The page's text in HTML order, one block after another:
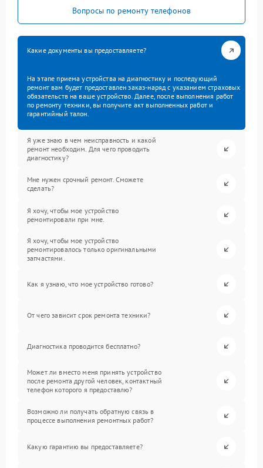
Вопросы по ремонту телефонов
Какие документы вы предоставляете?
На этапе приема устройства на диагностику и последующий
ремонт вам будет предоставлен заказ-наряд с указанием страховых
обязательств на ваше устройство. Далее, после выполнения работ
по ремонту техники, вы получите акт выполненных работ и
гарантийный талон.
Я уже знаю в чем неисправность и какой
ремонт необходим. Для чего проводить
диагностику?
Мне нужен срочный ремонт. Сможете
сделать?
Я хочу, чтобы мое устройство
ремонтировали при мне.
Я хочу, чтобы мое устройство
ремонтировалось только оригинальными
запчастями.
Как я узнаю, что мое устройство готово?
От чего зависит срок ремонта техники?
Диагностика проводится бесплатно?
Может ли вместо меня принять устройство
после ремонта другой человек, контактный
телефон которого я предоставлю?
Возможно ли получать обратную связь в
процессе выполнения ремонтных работ?
Какую гарантию вы предоставляете?